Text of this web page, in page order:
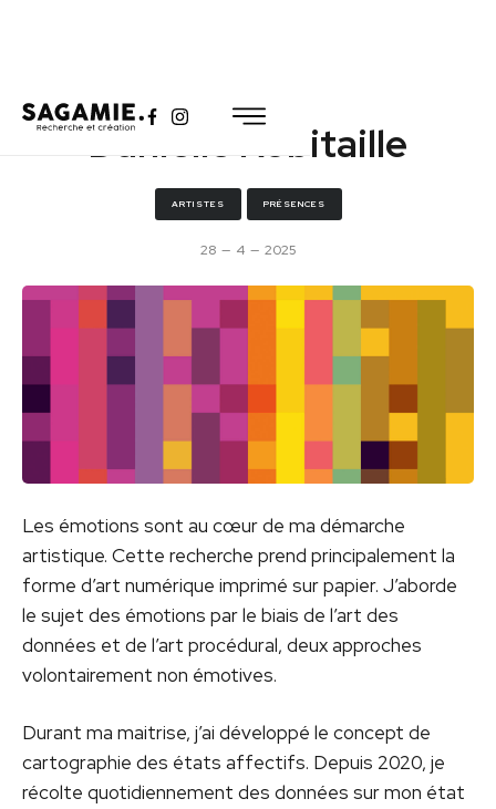
Danielle Robitaille
ARTISTES PRÉSENCES
28 — 4 — 2025
Les émotions sont au cœur de ma démarche
artistique. Cette recherche prend principalement la
forme d’art numérique imprimé sur papier. J’aborde
le sujet des émotions par le biais de l’art des
données et de l’art procédural, deux approches
volontairement non émotives.
Durant ma maitrise, j’ai développé le concept de
cartographie des états affectifs. Depuis 2020, je
récolte quotidiennement des données sur mon état